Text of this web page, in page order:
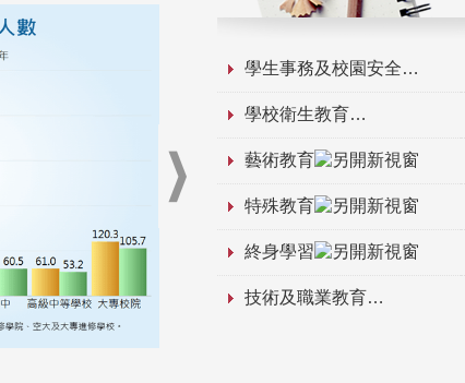
學生事務及校園安全
學校衛生教育
藝術教育
特殊教育
終身學習
技術及職業教育